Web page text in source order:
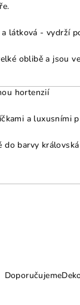
a látková - vydrží
oblibě a jsou
hortenzií
a luxusními
do barvy
Doporučujeme